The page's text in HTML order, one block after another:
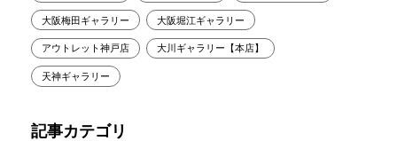
大阪梅田ギャラリー 大阪堀江ギャラリー
アウトレット神戸店 大川ギャラリー【本店】
天神ギャラリー
記事カテゴリ